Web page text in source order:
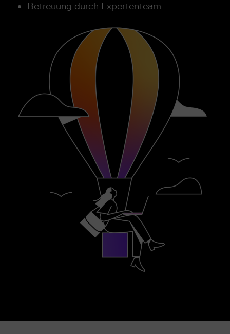
Betreuung durch Expertenteam